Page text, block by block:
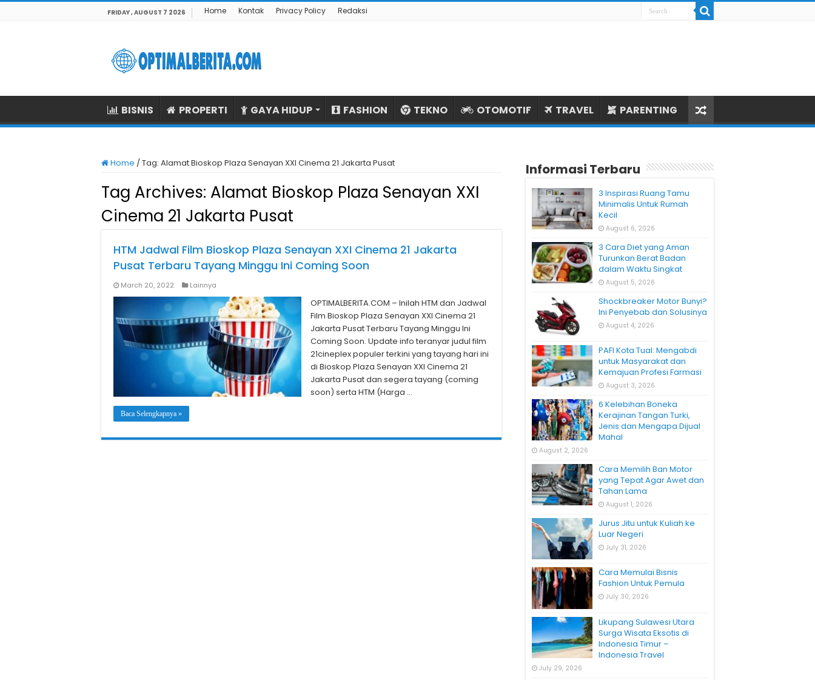
FRIDAY , AUGUST 7 2026 Home Kontak Privacy Policy Redaksi
BISNIS PROPERTI GAYA HIDUP FASHION TEKNO OTOMOTIF TRAVEL PARENTING
Home /Tag: Alamat Bioskop Plaza Senayan XXI Cinema 21 Jakarta Pusat
Tag Archives: Alamat Bioskop Plaza Senayan XXI
Cinema 21 Jakarta Pusat
HTM Jadwal Film Bioskop Plaza Senayan XXI Cinema 21 Jakarta
Pusat Terbaru Tayang Minggu Ini Coming Soon
March 20, 2022 Lainnya
OPTIMALBERITA.COM – Inilah HTM dan Jadwal
Film Bioskop Plaza Senayan XXI Cinema 21
Jakarta Pusat Terbaru Tayang Minggu Ini
Coming Soon. Update info teranyar judul film
21cineplex populer terkini yang tayang hari ini
di Bioskop Plaza Senayan XXI Cinema 21
Jakarta Pusat dan segera tayang (coming
soon) serta HTM (Harga …
Baca Selengkapnya »
Informasi Terbaru
3 Inspirasi Ruang Tamu
Minimalis Untuk Rumah
Kecil
August 6, 2026
3 Cara Diet yang Aman
Turunkan Berat Badan
dalam Waktu Singkat
August 5, 2026
Shockbreaker Motor Bunyi?
Ini Penyebab dan Solusinya
August 4, 2026
PAFI Kota Tual: Mengabdi
untuk Masyarakat dan
Kemajuan Profesi Farmasi
August 3, 2026
6 Kelebihan Boneka
Kerajinan Tangan Turki,
Jenis dan Mengapa Dijual
Mahal
August 2, 2026
Cara Memilih Ban Motor
yang Tepat Agar Awet dan
Tahan Lama
August 1, 2026
Jurus Jitu untuk Kuliah ke
Luar Negeri
July 31, 2026
Cara Memulai Bisnis
Fashion Untuk Pemula
July 30, 2026
Likupang Sulawesi Utara
Surga Wisata Eksotis di
Indonesia Timur –
Indonesia Travel
July 29, 2026